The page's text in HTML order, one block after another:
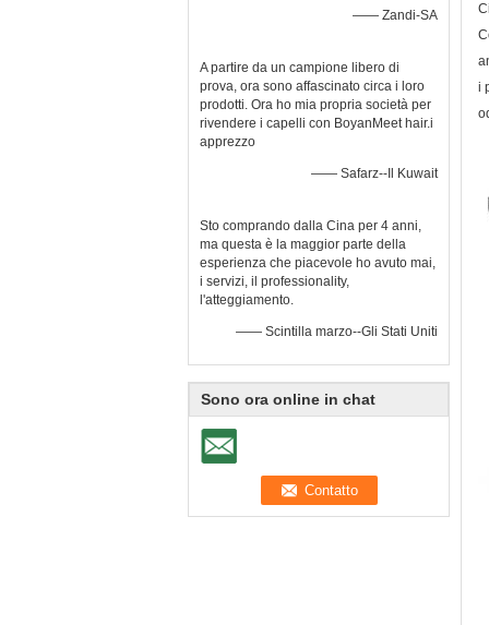
—— Zandi-SA
A partire da un campione libero di
prova, ora sono affascinato circa i loro
prodotti. Ora ho mia propria società per
rivendere i capelli con BoyanMeet hair.i
apprezzo
—— Safarz--Il Kuwait
Sto comprando dalla Cina per 4 anni,
ma questa è la maggior parte della
esperienza che piacevole ho avuto mai,
i servizi, il professionality,
l'atteggiamento.
—— Scintilla marzo--Gli Stati Uniti
Sono ora online in chat
i